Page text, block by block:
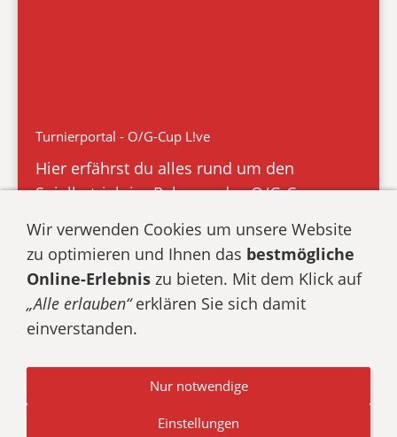
Turnierportal - O/G-Cup L!ve
Hier erfährst du alles rund um den
Spielbetrieb im Rahmen des O/G-Cups
Datenschutz
Texte, Bilder, Grafiken und Videos sowie auf unserer
Webseite unterliegen dem Schutz des Urheberrechts und
Wir verwenden Cookies um unsere Website
zu optimieren und Ihnen das bestmögliche
Online-Erlebnis zu bieten. Mit dem Klick auf
„Alle erlauben“erklären Sie sich damit
einverstanden.
Nur notwendige
Einstellungen